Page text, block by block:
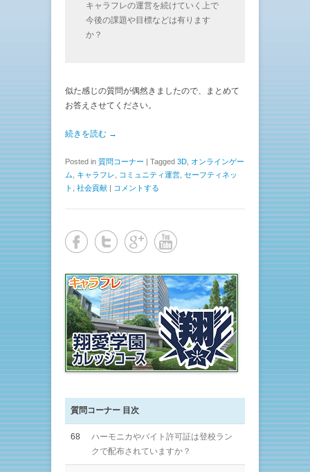
キャラフレの運営を続けていく上で
今後の課題や目標などは有ります
か？
似た感じの質問が偶然きましたので、まとめて
お答えさせてください。
続きを読む →
Posted in 質問コーナー Tagged 3D オンラインゲー
ム
キャラフレ コミュニティ運営 セーフティネッ
ト
社会貢献 コメントする
質問コーナー 目次
68
ハーモニカやバイト許可証は登校ラン
クで配布されていますか？